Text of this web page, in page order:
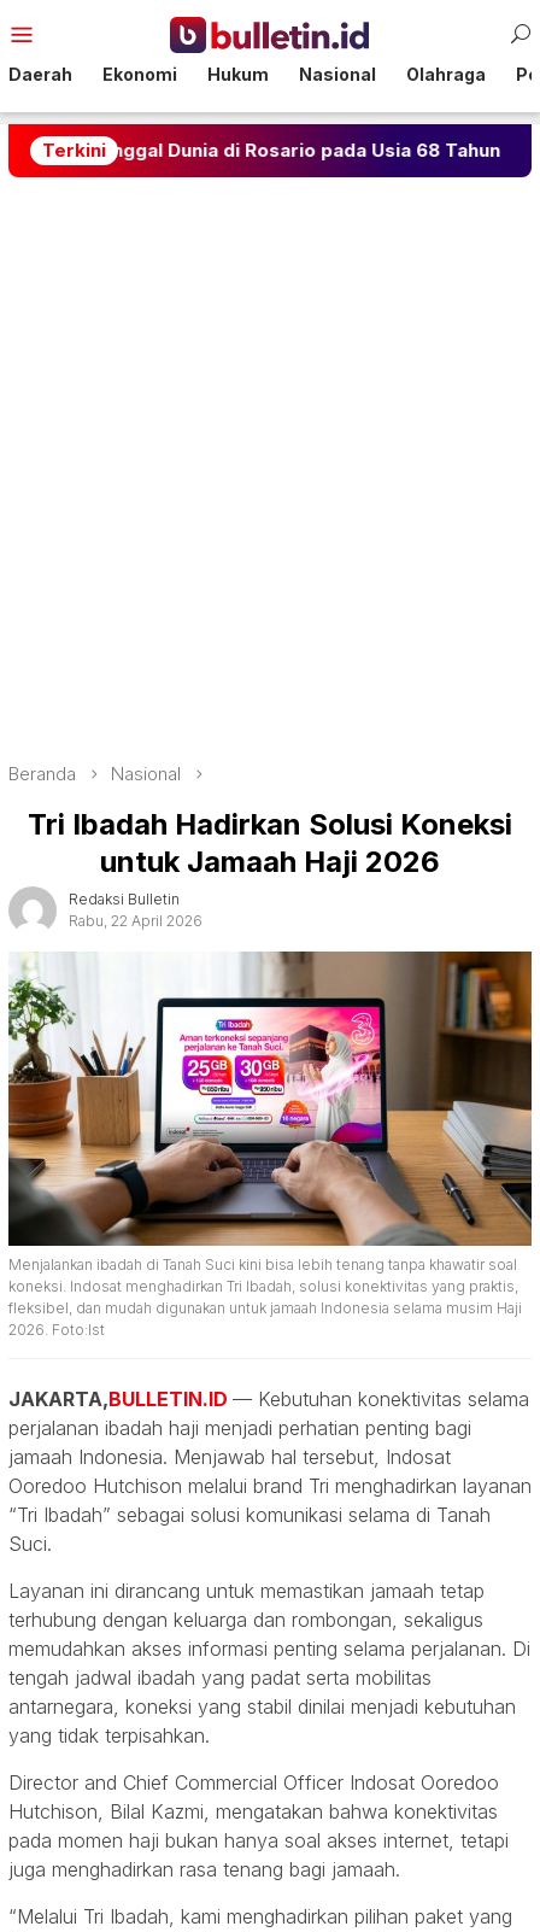
ke
Mobile
Daerah Ekonomi Hukum Nasional Olahraga
Terkini
Dunia di Rosario pada Usia 68 Tahun Naykilla
Beranda Nasional
Tri Ibadah Hadirkan Solusi Koneksi
untuk Jamaah Haji 2026
Redaksi Bulletin
Rabu, 22 April 2026
Menjalankan ibadah di Tanah Suci kini bisa lebih tenang tanpa khawatir soal
koneksi. Indosat menghadirkan Tri Ibadah, solusi konektivitas yang praktis,
fleksibel, dan mudah digunakan untuk jamaah Indonesia selama musim Haji
2026. Foto:Ist
JAKARTA,BULLETIN.ID — Kebutuhan konektivitas selama
perjalanan ibadah haji menjadi perhatian penting bagi
jamaah Indonesia. Menjawab hal tersebut, Indosat
Ooredoo Hutchison melalui brand Tri menghadirkan layanan
“Tri Ibadah” sebagai solusi komunikasi selama di Tanah
Suci.
Layanan ini dirancang untuk memastikan jamaah tetap
terhubung dengan keluarga dan rombongan, sekaligus
memudahkan akses informasi penting selama perjalanan. Di
tengah jadwal ibadah yang padat serta mobilitas
antarnegara, koneksi yang stabil dinilai menjadi kebutuhan
yang tidak terpisahkan.
Director and Chief Commercial Officer Indosat Ooredoo
Hutchison, Bilal Kazmi, mengatakan bahwa konektivitas
pada momen haji bukan hanya soal akses internet, tetapi
juga menghadirkan rasa tenang bagi jamaah.
“Melalui Tri Ibadah, kami menghadirkan pilihan paket yang